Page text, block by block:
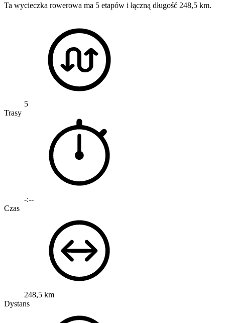
Ta wycieczka rowerowa ma 5 etapów i łączną długość 248,5 km.
5
Trasy
-:--
Czas
248,5 km
Dystans